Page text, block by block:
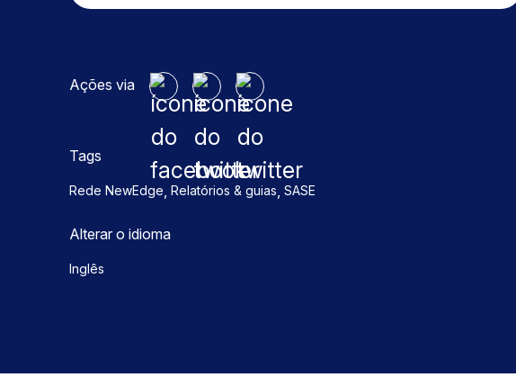
Ações via
Tags
Rede NewEdge, Relatórios & guias, SASE
Alterar o idioma
Inglês